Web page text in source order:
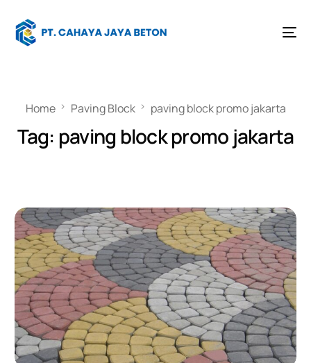
Home Paving Block paving block promo jakarta
Tag: paving block promo jakarta